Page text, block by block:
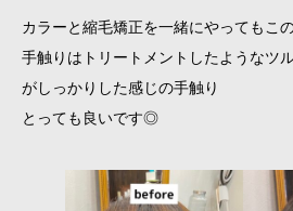
カラーと縮毛矯正を一緒にやってもこの
手触りはトリートメントしたようなツ
がしっかりした感じの手触り
とっても良いです◎